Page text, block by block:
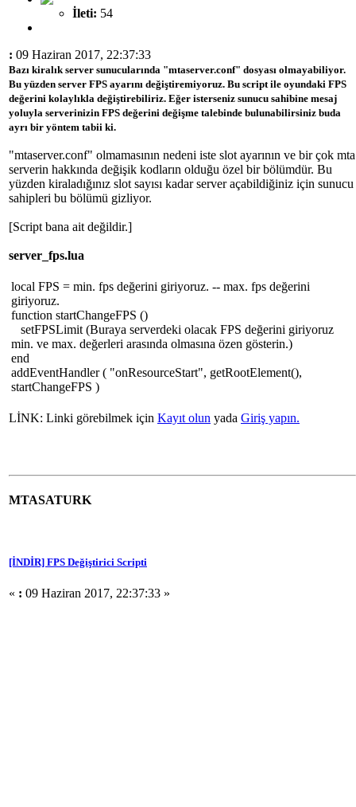
İleti: 54
: 09 Haziran 2017, 22:37:33
Bazı kiralık server sunucularında "mtaserver.conf" dosyası olmayabiliyor.
Bu yüzden server FPS ayarını değiştiremiyoruz. Bu script ile oyundaki FPS
değerini kolaylıkla değiştirebiliriz. Eğer isterseniz sunucu sahibine mesaj
yoluyla serverinizin FPS değerini değişme talebinde bulunabilirsiniz buda
ayrı bir yöntem tabii ki.
"mtaserver.conf" olmamasının nedeni iste slot ayarının ve bir çok mta
serverin hakkında değişik kodların olduğu özel bir bölümdür. Bu
yüzden kiraladığınız slot sayısı kadar server açabildiğiniz için sunucu
sahipleri bu bölümü gizliyor.
[Script bana ait değildir.]
server_fps.lua
local FPS = min. fps değerini giriyoruz. -- max. fps değerini
giriyoruz.
function startChangeFPS ()
setFPSLimit (Buraya serverdeki olacak FPS değerini giriyoruz
min. ve max. değerleri arasında olmasına özen gösterin.)
end
addEventHandler ( "onResourceStart", getRootElement(),
startChangeFPS )
LİNK: Linki görebilmek için Kayıt olun yada Giriş yapın.
MTASATURK
[İNDİR] FPS Değiştirici Scripti
« : 09 Haziran 2017, 22:37:33 »